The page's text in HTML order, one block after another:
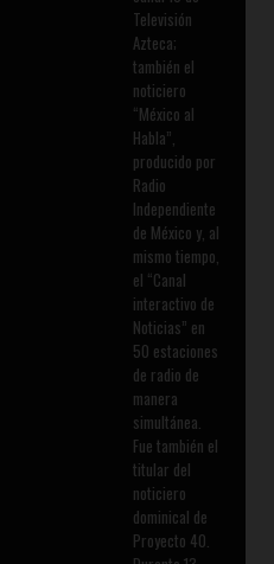
Televisión
Azteca;
también el
noticiero
“México al
Habla”,
producido por
Radio
Independiente
de México y, al
mismo tiempo,
el “Canal
interactivo de
Noticias” en
50 estaciones
de radio de
manera
simultánea.
Fue también el
titular del
noticiero
dominical de
Proyecto 40.